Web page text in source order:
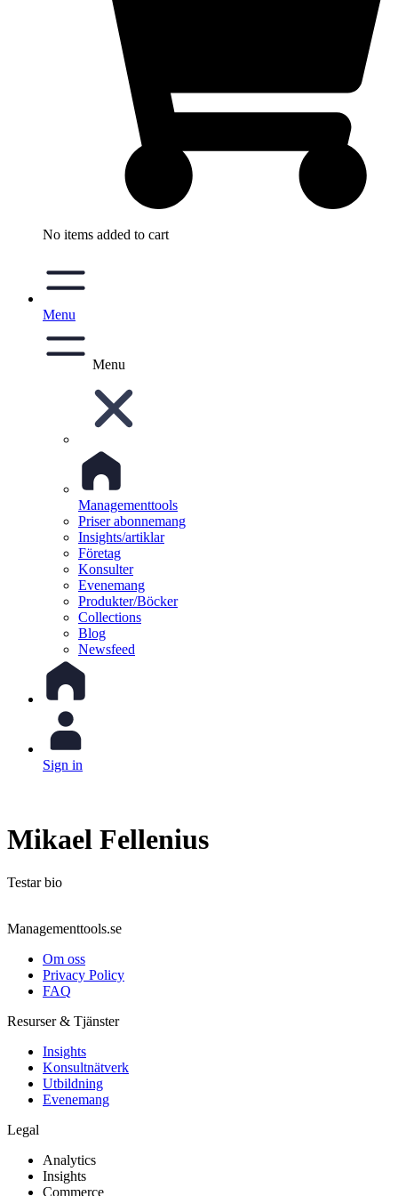
No items added to cart
Menu
Menu
Managementtools
Priser abonnemang
Insights/artiklar
Företag
Konsulter
Evenemang
Produkter/Böcker
Collections
Blog
Newsfeed
Sign in
Mikael Fellenius
Testar bio
Managementtools.se
Om oss
Privacy Policy
FAQ
Resurser & Tjänster
Insights
Konsultnätverk
Utbildning
Evenemang
Legal
Analytics
Insights
Commerce